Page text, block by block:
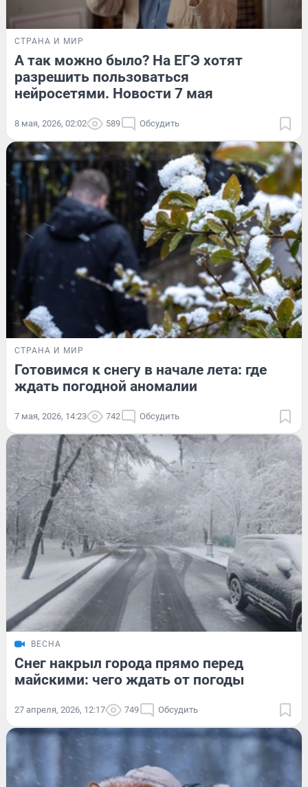
СТРАНА И МИР
А так можно было? На ЕГЭ хотят
разрешить пользоваться
нейросетями. Новости 7 мая
8 мая, 2026, 02:02 589 Обсудить
СТРАНА И МИР
Готовимся к снегу в начале лета: где
ждать погодной аномалии
7 мая, 2026, 14:23 742 Обсудить
ВЕСНА
Снег накрыл города прямо перед
майскими: чего ждать от погоды
27 апреля, 2026, 12:17 749 Обсудить